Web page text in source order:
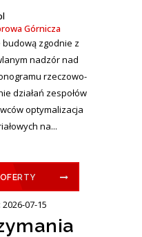
Górnicza
zgodnie z
nadzór nad
rzeczowo-
działań zespołów
optymalizacja
na...
2026-07-15